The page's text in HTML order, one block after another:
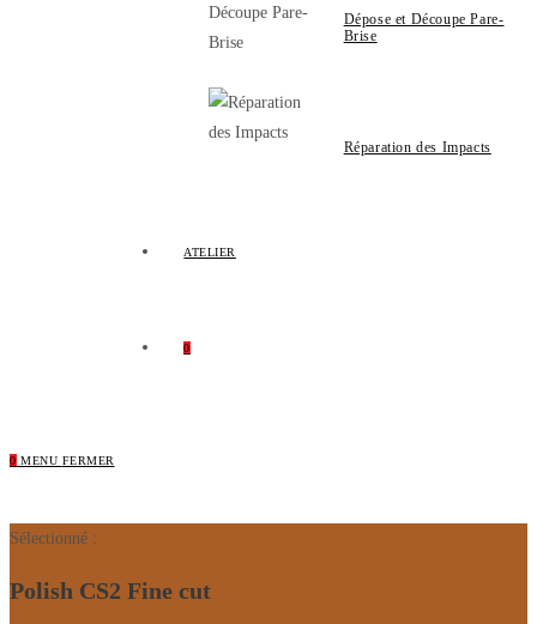
Dépose et Découpe Pare-
Brise
Réparation des Impacts
ATELIER
0
0 MENU FERMER
Sélectionné :
Polish CS2 Fine cut